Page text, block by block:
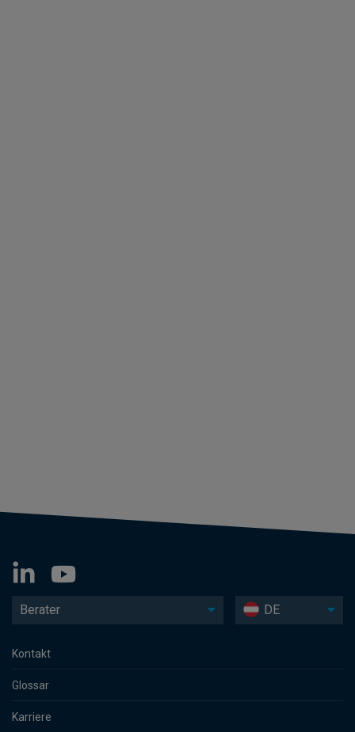
Berater DE
Kontakt
Glossar
Karriere